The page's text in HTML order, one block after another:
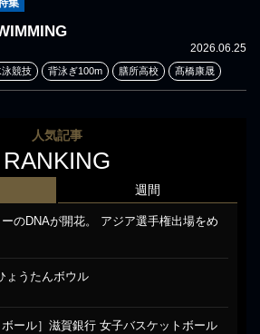
集
2026.06.25
泳競技 背泳ぎ100m 膳所高校 髙橋康晟
人気記事
RANKING
のDNAが開花。 アジア選手権出場をめ
ょうたんボウル
ボール］滋賀銀行 女子バスケットボール
週間